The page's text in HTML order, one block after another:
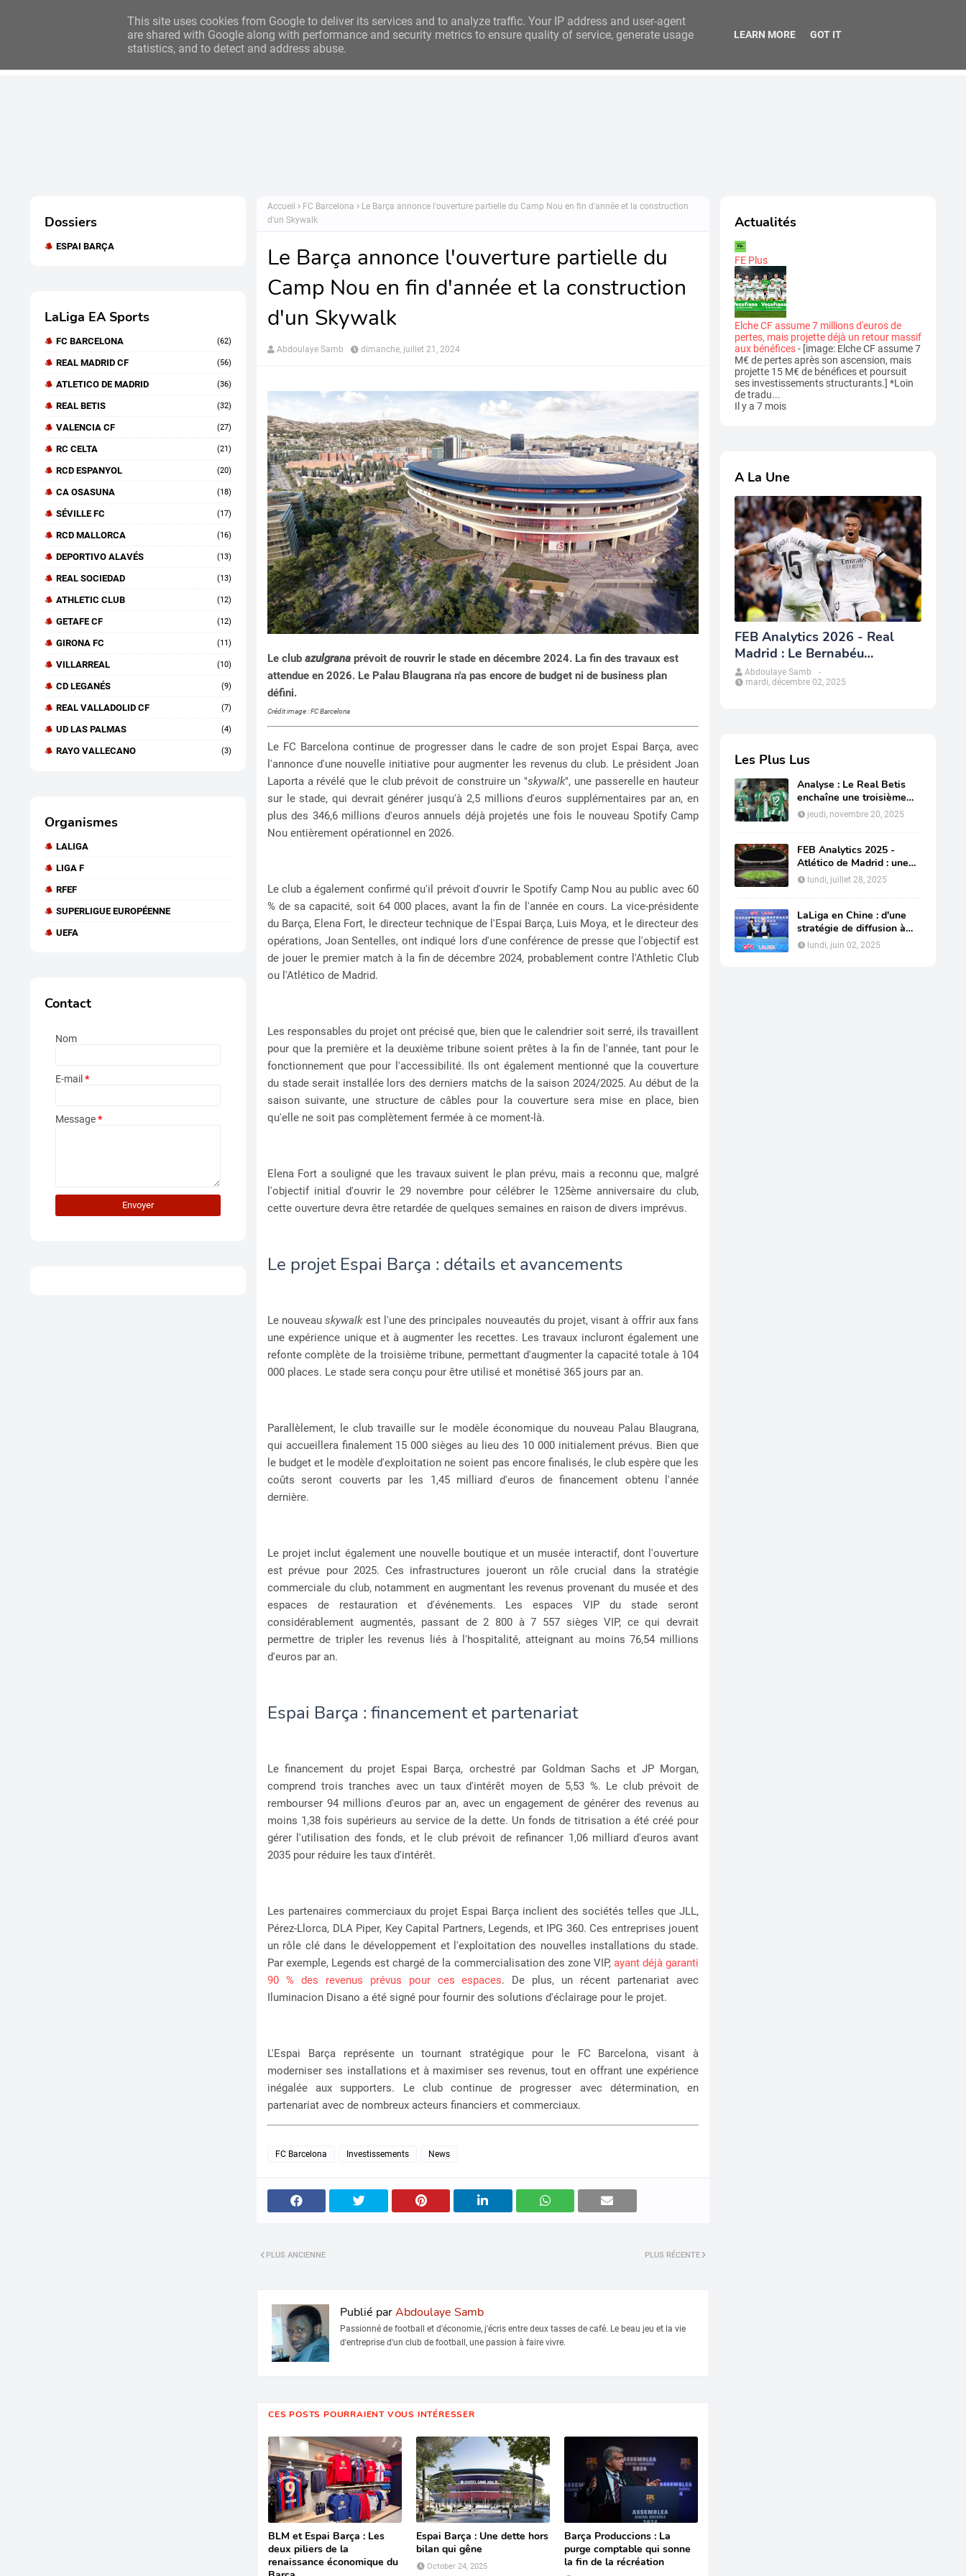
Accueil Actualités Analyse
Dossiers
ESPAI BARÇA
LaLiga EA Sports
FC BARCELONA (62)
REAL MADRID CF (56)
ATLETICO DE MADRID (36)
REAL BETIS (32)
VALENCIA CF (27)
RC CELTA (21)
RCD ESPANYOL (20)
CA OSASUNA (18)
SÉVILLE FC (17)
RCD MALLORCA (16)
DEPORTIVO ALAVÉS (13)
REAL SOCIEDAD (13)
ATHLETIC CLUB (12)
GETAFE CF (12)
GIRONA FC (11)
VILLARREAL (10)
CD LEGANÉS (9)
REAL VALLADOLID CF (7)
UD LAS PALMAS (4)
RAYO VALLECANO (3)
Organismes
LALIGA
LIGA F
RFEF
SUPERLIGUE EUROPÉENNE
UEFA
Contact
Nom
E-mail *
Message*
Accueil FC Barcelona
Le Barça annonce l'ouverture partielle du Camp Nou en fin d'année et la construction
d'un Skywalk
Le Barça annonce l'ouverture partielle du
Camp Nou en fin d'année et la construction
d'un Skywalk
Abdoulaye Samb dimanche, juillet 21, 2024
Le club azulgrana prévoit de rouvrir le stade en décembre 2024. La fin des travaux est
attendue en 2026. Le Palau Blaugrana n'a pas encore de budget ni de business plan
défini.
Crédit image : FC Barcelona
Le FC Barcelona continue de progresser dans le cadre de son projet Espai Barça, avec
l'annonce d'une nouvelle initiative pour augmenter les revenus du club. Le président Joan
Laporta a révélé que le club prévoit de construire un "skywalk", une passerelle en hauteur
sur le stade, qui devrait générer jusqu'à 2,5 millions d'euros supplémentaires par an, en
plus des 346,6 millions d'euros annuels déjà projetés une fois le nouveau Spotify Camp
Nou entièrement opérationnel en 2026.
Le club a également confirmé qu'il prévoit d'ouvrir le Spotify Camp Nou au public avec 60
% de sa capacité, soit 64 000 places, avant la fin de l'année en cours. La vice-présidente
du Barça, Elena Fort, le directeur technique de l'Espai Barça, Luis Moya, et le directeur des
opérations, Joan Sentelles, ont indiqué lors d'une conférence de presse que l'objectif est
de jouer le premier match à la fin de décembre 2024, probablement contre l'Athletic Club
ou l'Atlético de Madrid.
Les responsables du projet ont précisé que, bien que le calendrier soit serré, ils travaillent
pour que la première et la deuxième tribune soient prêtes à la fin de l'année, tant pour le
fonctionnement que pour l'accessibilité. Ils ont également mentionné que la couverture
du stade serait installée lors des derniers matchs de la saison 2024/2025. Au début de la
saison suivante, une structure de câbles pour la couverture sera mise en place, bien
qu'elle ne soit pas complètement fermée à ce moment-là.
Elena Fort a souligné que les travaux suivent le plan prévu, mais a reconnu que, malgré
l'objectif initial d'ouvrir le 29 novembre pour célébrer le 125ème anniversaire du club,
cette ouverture devra être retardée de quelques semaines en raison de divers imprévus.
Le projet Espai Barça : détails et avancements
Le nouveauskywalkest l'une des principales nouveautés du projet, visant à offrir aux fans
une expérience unique et à augmenter les recettes. Les travaux incluront également une
refonte complète de la troisième tribune, permettant d'augmenter la capacité totale à 104
000 places. Le stade sera conçu pour être utilisé et monétisé 365 jours par an.
Parallèlement, le club travaille sur le modèle économique du nouveau Palau Blaugrana,
qui accueillera finalement 15 000 sièges au lieu des 10 000 initialement prévus. Bien que
le budget et le modèle d'exploitation ne soient pas encore finalisés, le club espère que les
coûts seront couverts par les 1,45 milliard d'euros de financement obtenu l'année
dernière.
Le projet inclut également une nouvelle boutique et un musée interactif, dont l'ouverture
est prévue pour 2025. Ces infrastructures joueront un rôle crucial dans la stratégie
commerciale du club, notamment en augmentant les revenus provenant du musée et des
espaces de restauration et d'événements. Les espaces VIP du stade seront
considérablement augmentés, passant de 2 800 à 7 557 sièges VIP, ce qui devrait
permettre de tripler les revenus liés à l'hospitalité, atteignant au moins 76,54 millions
d'euros par an.
Espai Barça : financement et partenariat
Le financement du projet Espai Barça, orchestré par Goldman Sachs et JP Morgan,
comprend trois tranches avec un taux d'intérêt moyen de 5,53 %. Le club prévoit de
rembourser 94 millions d'euros par an, avec un engagement de générer des revenus au
moins 1,38 fois supérieurs au service de la dette. Un fonds de titrisation a été créé pour
gérer l'utilisation des fonds, et le club prévoit de refinancer 1,06 milliard d'euros avant
2035 pour réduire les taux d'intérêt.
Les partenaires commerciaux du projet Espai Barça inclient des sociétés telles que JLL,
Pérez-Llorca, DLA Piper, Key Capital Partners, Legends, et IPG 360. Ces entreprises jouent
un rôle clé dans le développement et l'exploitation des nouvelles installations du stade.
Par exemple, Legends est chargé de la commercialisation des zone VIP, ayant déjà garanti
90 % des revenus prévus pour ces espaces. De plus, un récent partenariat avec
Iluminacion Disano a été signé pour fournir des solutions d'éclairage pour le projet.
L'Espai Barça représente un tournant stratégique pour le FC Barcelona, visant à
moderniser ses installations et à maximiser ses revenus, tout en offrant une expérience
inégalée aux supporters. Le club continue de progresser avec détermination, en
partenariat avec de nombreux acteurs financiers et commerciaux.
FC Barcelona Investissements News
PLUS RÉCENTE
PLUS ANCIENNE
Publié parAbdoulaye Samb
Passionné de football et d'économie, j'écris entre deux tasses de café. Le beau jeu et la vie
d'entreprise d'un club de football, une passion à faire vivre.
CES POSTS POURRAIENT VOUS INTÉRESSER
BLM et Espai Barça : Les
deux piliers de la
renaissance économique du
Espai Barça : Une dette hors
bilan qui gêne
October 24, 2025
Barça Produccions : La
purge comptable qui sonne
la fin de la récréation
Actualités
FE Plus
Elche CF assume 7 millions d'euros de
pertes, mais projette déjà un retour massif
aux bénéfices- [image: Elche CF assume 7
M€ de pertes après son ascension, mais
projette 15 M€ de bénéfices et poursuit
ses investissements structurants.] *Loin
de tradu...
Il y a 7 mois
A La Une
FEB Analytics 2026 - Real
Madrid : Le Bernabéu
redessine le modèle
économique du club
Abdoulaye Samb
-
mardi, décembre 02, 2025
Les Plus Lus
Analyse : Le Real Betis
enchaîne une troisième
année de suite avec du
bénéfice
jeudi, novembre 20, 2025
FEB Analytics 2025 -
Atlético de Madrid : une
restructuration de la dette
en profondeur pour
lundi, juillet 28, 2025
LaLiga en Chine : d'une
stratégie de diffusion à
une influence structurelle
lundi, juin 02, 2025
This site uses cookies from Google to deliver its services and to analyze traffic. Your IP address and user-agent
are shared with Google along with performance and security metrics to ensure quality of service, generate usage
statistics, and to detect and address abuse.
LEARN MORE GOT IT